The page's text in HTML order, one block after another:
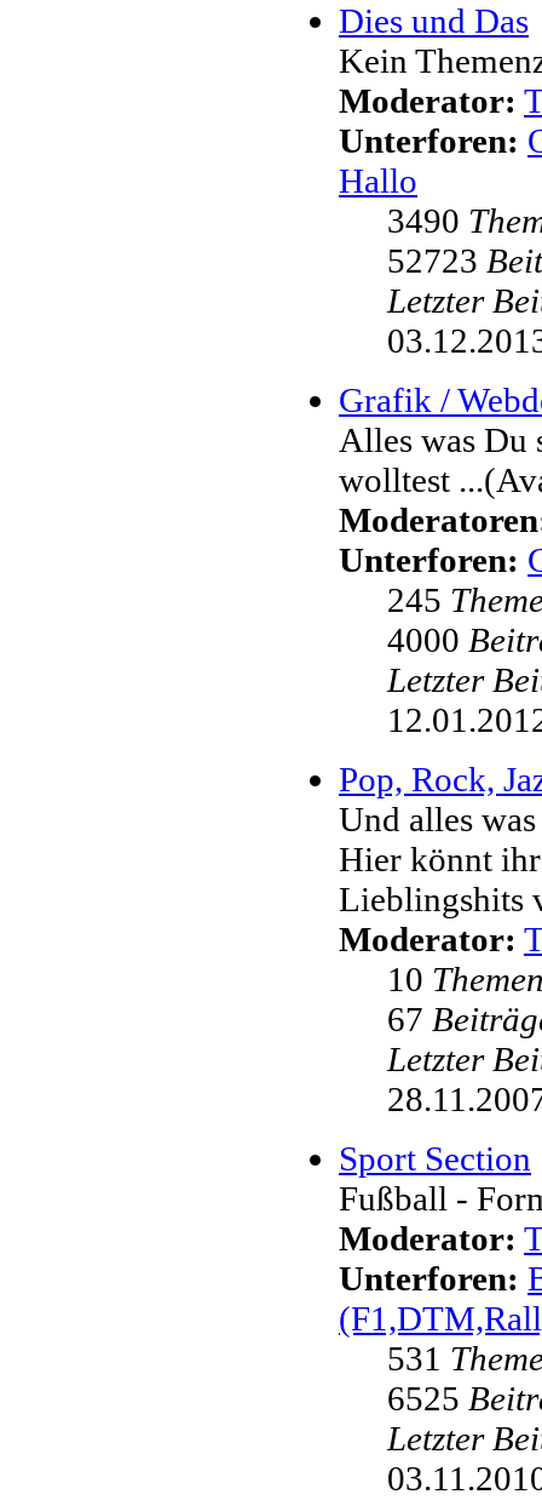
Dies und Das
Kein
Moderator:
Unterforen:
Hallo
3490
52723
Letzter
Grafik /
Alles was Du
wolltest
Unterforen:
245
4000
Letzter
Pop, Rock,
Und alles
Hier könnt
Lieblingshits
Moderator:
10
67
Letzter
Sport Section
Fußball -
Moderator:
Unterforen:
531
6525
Letzter